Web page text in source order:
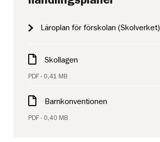
Läroplan för förskolan (Skolverket)
Skollagen
PDF - 0,41 MB
Barnkonventionen
PDF - 0,40 MB